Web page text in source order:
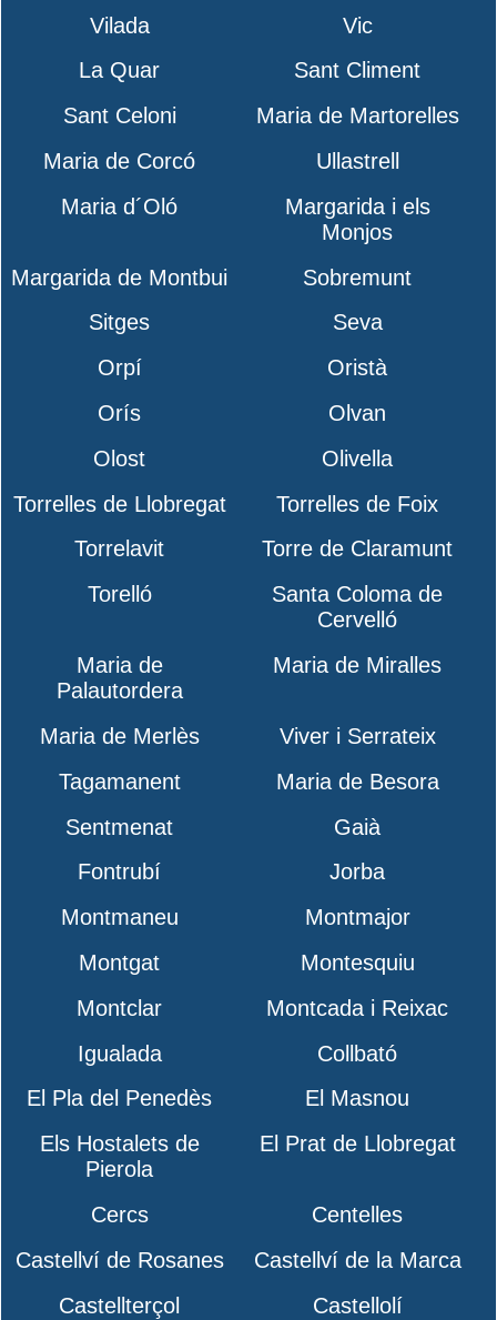
Vilada
Vic
La Quar
Sant Climent
Sant Celoni
Maria de Martorelles
Maria de Corcó
Ullastrell
Maria d´Oló
Margarida i els
Monjos
Margarida de Montbui
Sobremunt
Sitges
Seva
Orpí
Oristà
Orís
Olvan
Olost
Olivella
Torrelles de Llobregat
Torrelles de Foix
Torrelavit
Torre de Claramunt
Torelló
Santa Coloma de
Cervelló
Maria de
Palautordera
Maria de Miralles
Maria de Merlès
Viver i Serrateix
Tagamanent
Maria de Besora
Sentmenat
Gaià
Fontrubí
Jorba
Montmaneu
Montmajor
Montgat
Montesquiu
Montclar
Montcada i Reixac
Igualada
Collbató
El Pla del Penedès
El Masnou
Els Hostalets de
Pierola
El Prat de Llobregat
Cercs
Centelles
Castellví de Rosanes
Castellví de la Marca
Castellterçol
Castellolí